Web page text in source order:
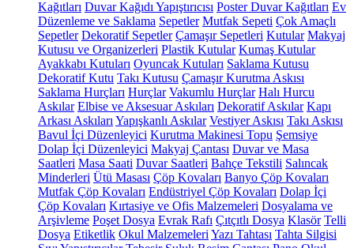
Kağıtları Duvar Kağıdı Yapıştırıcısı Poster Duvar Kağıtları Ev
Düzenleme ve Saklama Sepetler Mutfak Sepeti Çok Amaçlı
Sepetler Dekoratif Sepetler Çamaşır Sepetleri Kutular Makyaj
Kutusu ve Organizerleri Plastik Kutular Kumaş Kutular
Ayakkabı Kutuları Oyuncak Kutuları Saklama Kutusu
Dekoratif Kutu Takı Kutusu Çamaşır Kurutma Askısı
Saklama Hurçları Hurçlar Vakumlu Hurçlar Halı Hurcu
Askılar Elbise ve Aksesuar Askıları Dekoratif Askılar Kapı
Arkası Askıları Yapışkanlı Askılar Vestiyer Askısı Takı Askısı
Bavul İçi Düzenleyici Kurutma Makinesi Topu Şemsiye
Dolap İçi Düzenleyici Makyaj Çantası Duvar ve Masa
Saatleri Masa Saati Duvar Saatleri Bahçe Tekstili Salıncak
Minderleri Ütü Masası Çöp Kovaları Banyo Çöp Kovaları
Mutfak Çöp Kovaları Endüstriyel Çöp Kovaları Dolap İçi
Çöp Kovaları Kırtasiye ve Ofis Malzemeleri Dosyalama ve
Arşivleme Poşet Dosya Evrak Rafı Çıtçıtlı Dosya Klasör Telli
Dosya Etiketlik Okul Malzemeleri Yazı Tahtası Tahta Silgisi